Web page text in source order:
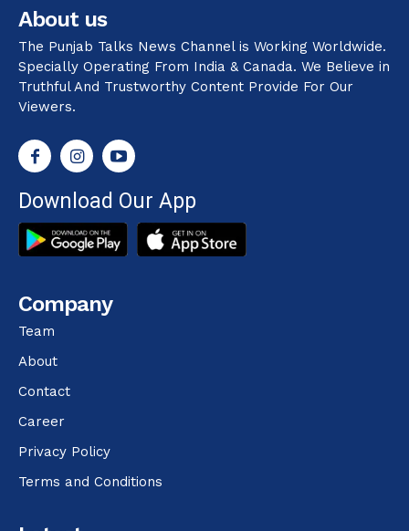
About us
The Punjab Talks News Channel is Working Worldwide.
Specially Operating From India & Canada. We Believe in
Truthful And Trustworthy Content Provide For Our
Viewers.
Download Our App
Company
Team
About
Contact
Career
Privacy Policy
Terms and Conditions